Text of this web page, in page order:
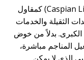
تعمل شركته كاسبيان المحدودة (Caspian Limited) كمقاول
والخدمات
بدلاً من خوض
مباشرة،